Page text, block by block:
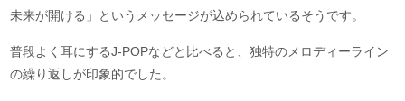
未来が開ける」というメッセージが込められているそうです。
普段よく耳にするJ-POPなどと比べると、独特のメロディーライン
の繰り返しが印象的でした。